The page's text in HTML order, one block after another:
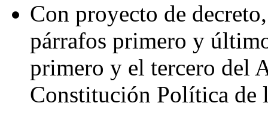
Con proyecto de
párrafos primero y
primero y el tercero del
Constitución Política de